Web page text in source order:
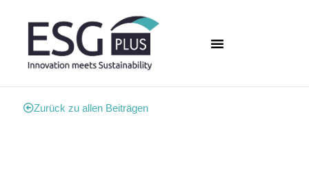
Zurück zu allen Beiträgen